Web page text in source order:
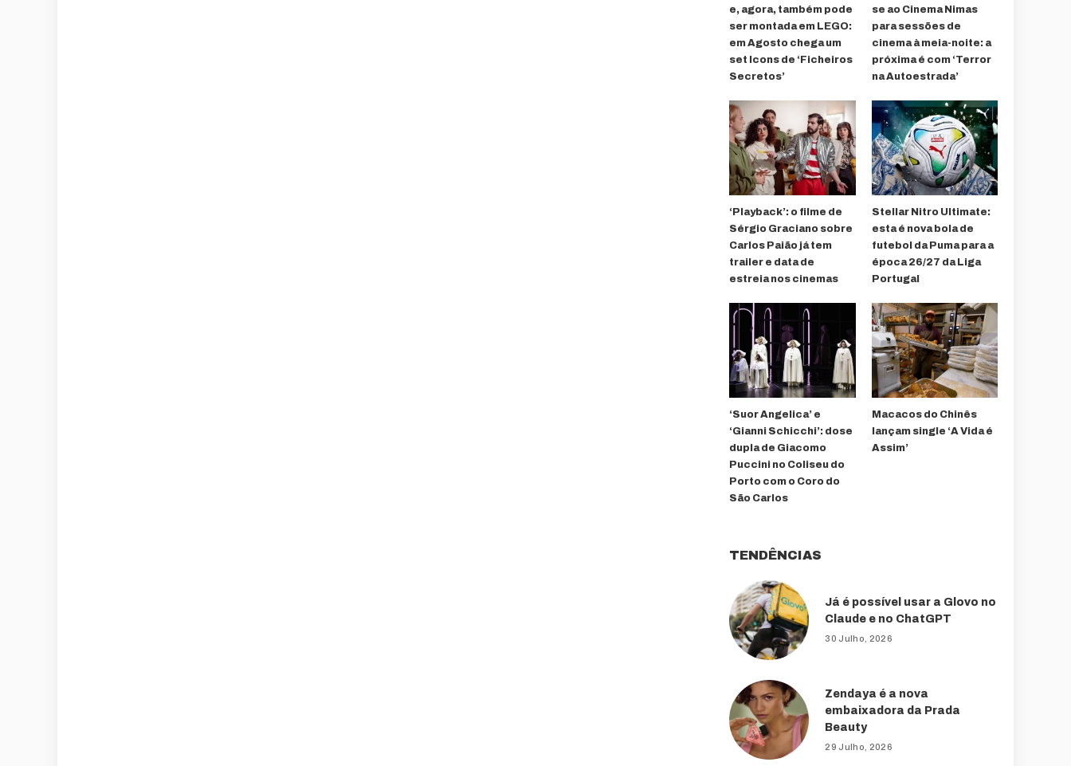
e, agora, também pode
ser montada em LEGO:
em Agosto chega um
set Icons de ‘Ficheiros
Secretos’
se ao Cinema Nimas
para sessões de
cinema à meia-noite: a
próxima é com ‘Terror
na Autoestrada’
‘Playback’: o filme de
Sérgio Graciano sobre
Carlos Paião já tem
trailer e data de
estreia nos cinemas
Stellar Nitro Ultimate:
esta é nova bola de
futebol da Puma para a
época 26/27 da Liga
Portugal
‘Suor Angelica’ e
‘Gianni Schicchi’: dose
dupla de Giacomo
Puccini no Coliseu do
Porto com o Coro do
São Carlos
Macacos do Chinês
lançam single ‘A Vida é
Assim’
TENDÊNCIAS
Já é possível usar a Glovo no
Claude e no ChatGPT
30 Julho, 2026
Zendaya é a nova
embaixadora da Prada
Beauty
29 Julho, 2026